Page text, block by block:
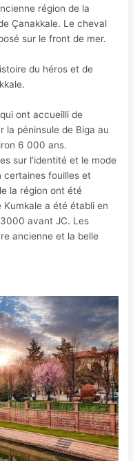
région de la
Çanakkale. Le cheval
sur le front de mer.
du héros et de
ont accueilli de
la péninsule de Biga au
6 000 ans.
sur l’identité et le mode
certaines fouilles et
la région ont été
Kumkale a été établi en
avant JC. Les
ancienne et la belle